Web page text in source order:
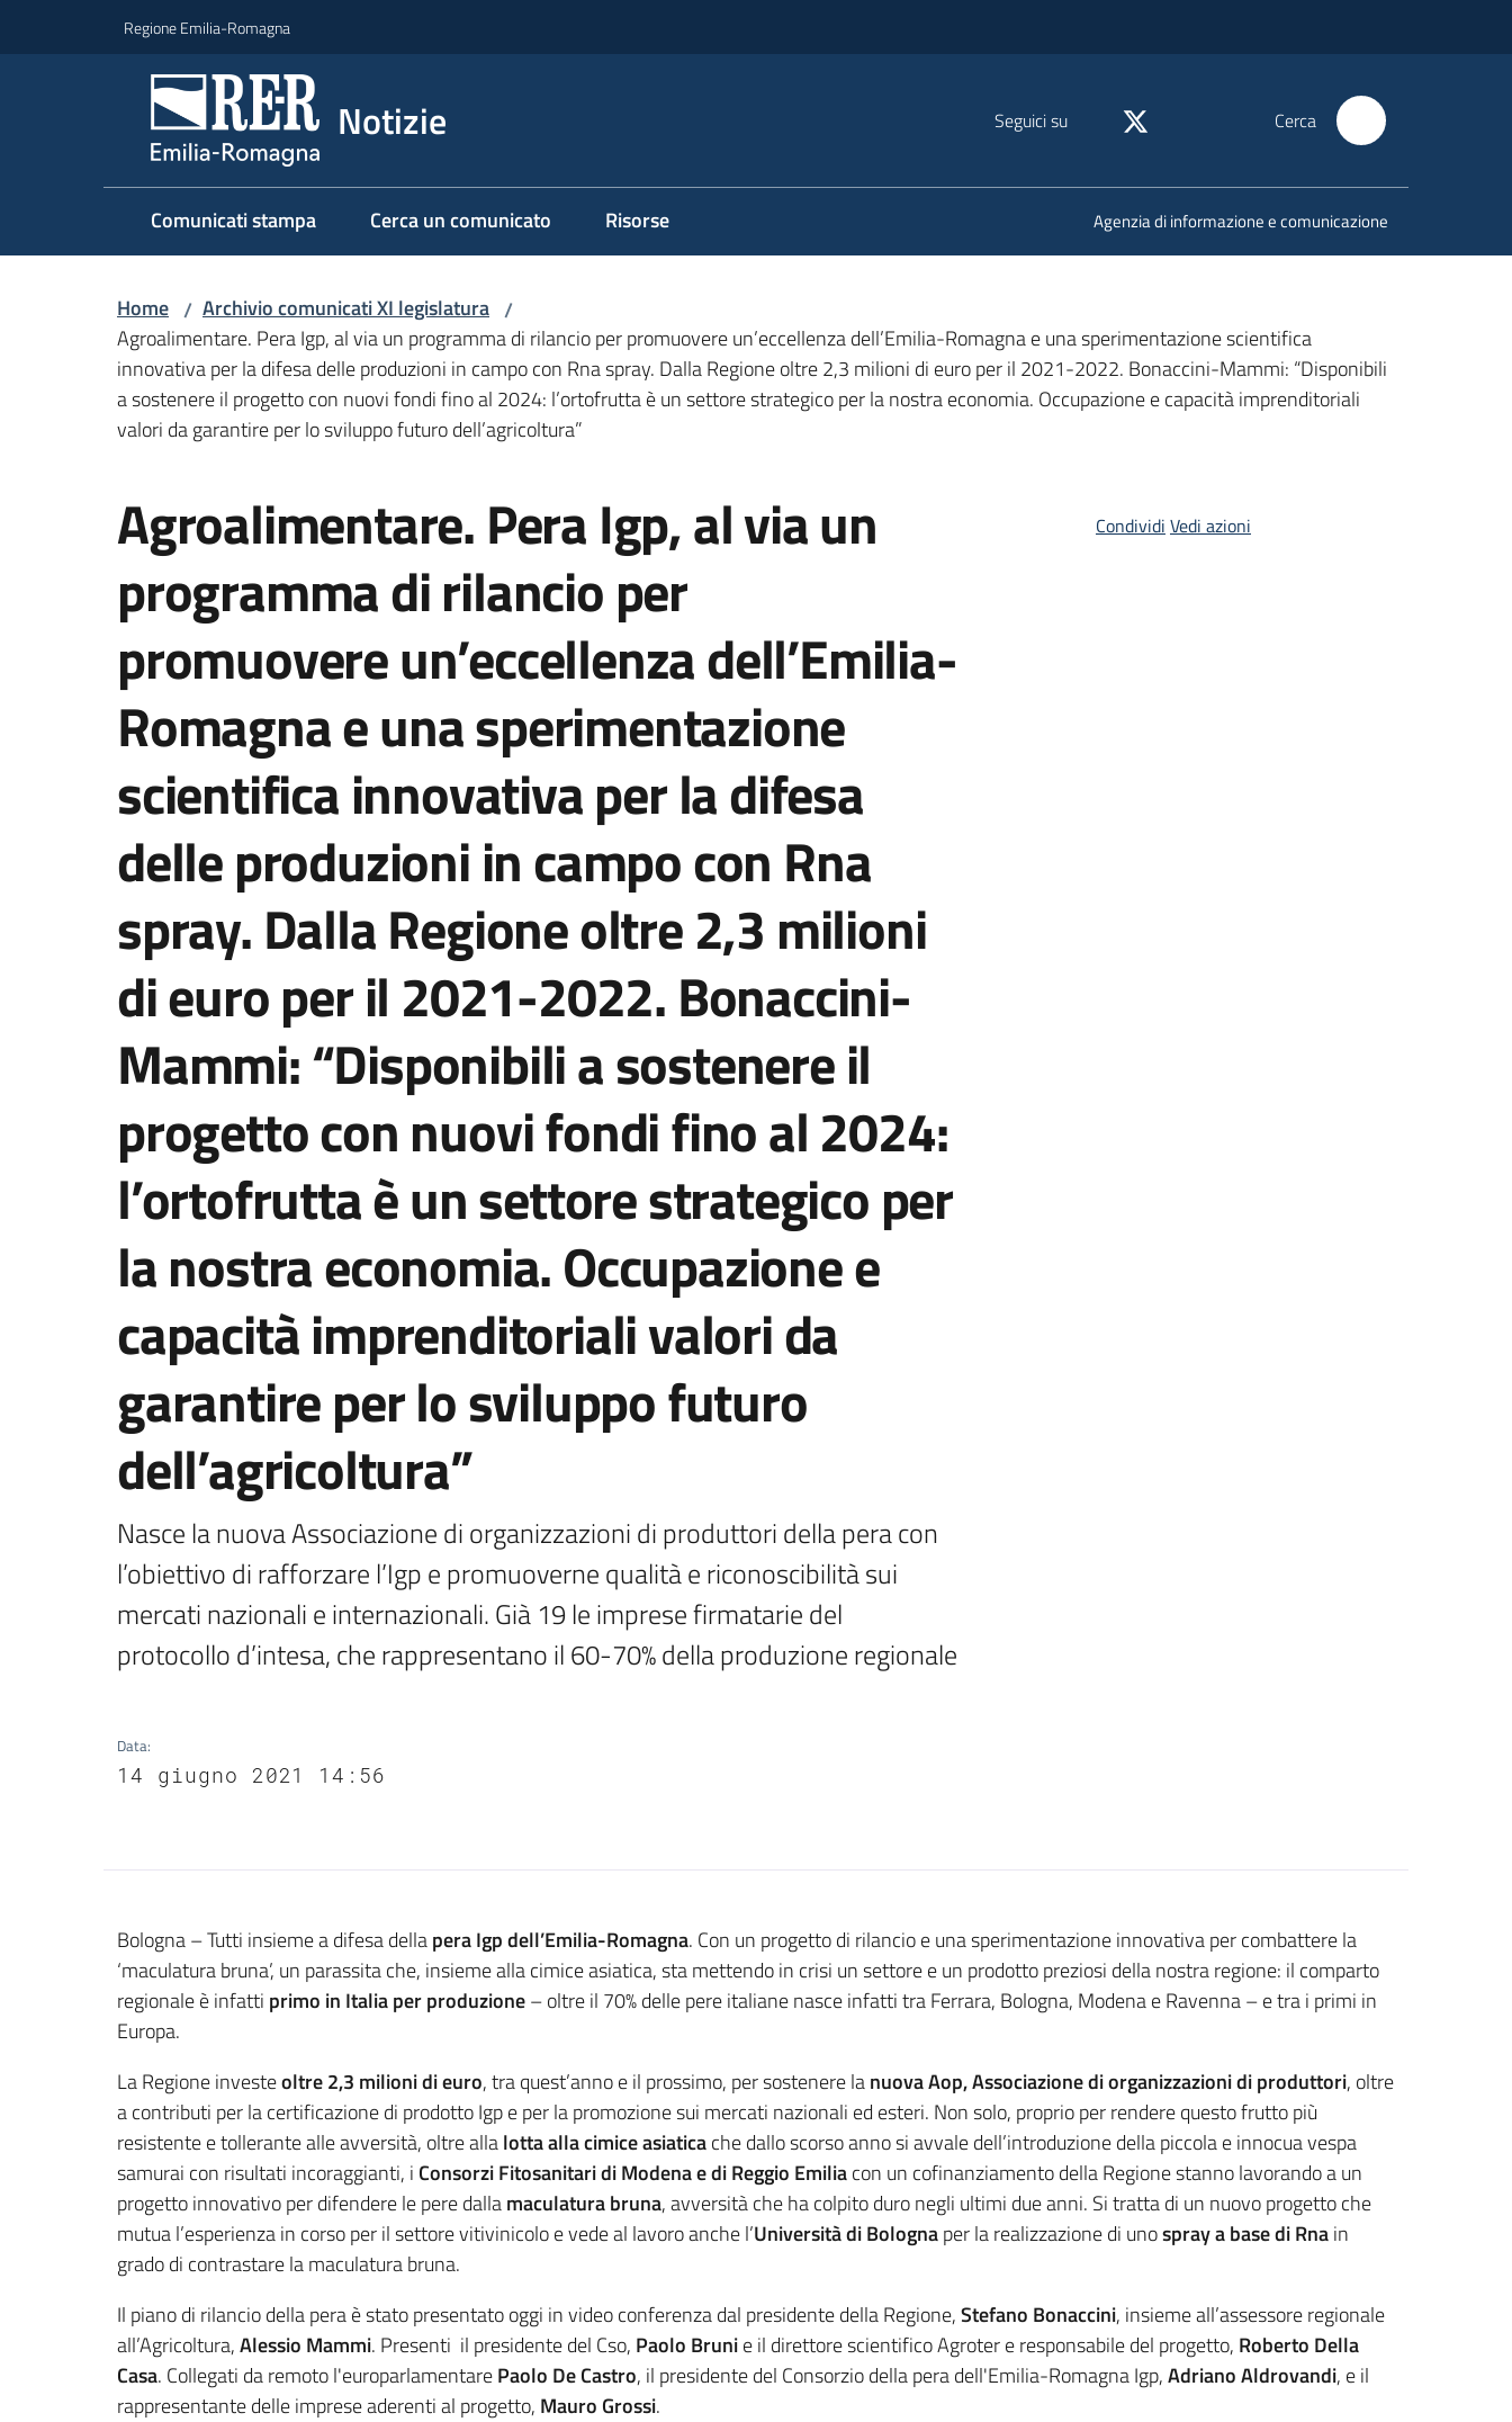
Regione Emilia-Romagna
Notizie Seguici su Cerca
Comunicati stampa Cerca un comunicato Risorse Agenzia di informazione e comunicazione
Home / Archivio comunicati XI legislatura /
Agroalimentare. Pera Igp, al via un programma di rilancio per promuovere un’eccellenza dell’Emilia-Romagna e una sperimentazione scientifica
innovativa per la difesa delle produzioni in campo con Rna spray. Dalla Regione oltre 2,3 milioni di euro per il 2021-2022. Bonaccini-Mammi: “Disponibili
a sostenere il progetto con nuovi fondi fino al 2024: l’ortofrutta è un settore strategico per la nostra economia. Occupazione e capacità imprenditoriali
valori da garantire per lo sviluppo futuro dell’agricoltura”
Agroalimentare. Pera Igp, al via un
programma di rilancio per
promuovere un’eccellenza dell’Emilia-
Romagna e una sperimentazione
scientifica innovativa per la difesa
delle produzioni in campo con Rna
spray. Dalla Regione oltre 2,3 milioni
di euro per il 2021-2022. Bonaccini-
Mammi: “Disponibili a sostenere il
progetto con nuovi fondi fino al 2024:
l’ortofrutta è un settore strategico per
la nostra economia. Occupazione e
capacità imprenditoriali valori da
garantire per lo sviluppo futuro
dell’agricoltura”
Nasce la nuova Associazione di organizzazioni di produttori della pera con
l’obiettivo di rafforzare l’Igp e promuoverne qualità e riconoscibilità sui
mercati nazionali e internazionali. Già 19 le imprese firmatarie del
protocollo d’intesa, che rappresentano il 60-70% della produzione regionale
Data:
14 giugno 2021 14:56
Condividi Vedi azioni
Contenuto
Bologna – Tutti insieme a difesa dellapera Igp dell’Emilia-Romagna. Con un progetto di rilancio e una sperimentazione innovativa per combattere la
‘maculatura bruna’, un parassita che, insieme alla cimice asiatica, sta mettendo in crisi un settore e un prodotto preziosi della nostra regione: il comparto
regionale è infatti primo in Italia per produzione– oltre il 70% delle pere italiane nasce infatti tra Ferrara, Bologna, Modena e Ravenna – e tra i primi in
Europa.
La Regione investeoltre 2,3 milioni di euro, tra quest’anno e il prossimo, per sostenere lanuova Aop, Associazione di organizzazioni di produttori, oltre
a contributi per la certificazione di prodotto Igp e per la promozione sui mercati nazionali ed esteri. Non solo, proprio per rendere questo frutto più
resistente e tollerante alle avversità, oltre allalotta alla cimiceasiaticache dallo scorso anno si avvale dell’introduzione della piccola e innocua vespa
samurai con risultati incoraggianti, i Consorzi Fitosanitari di Modena e di Reggio Emiliacon un cofinanziamento della Regione stanno lavorando a un
progetto innovativo per difendere le pere dallamaculatura bruna, avversità che ha colpito duro negli ultimi due anni. Si tratta di un nuovo progetto che
mutua l’esperienza in corso per il settore vitivinicolo e vede al lavoro anche l’Università di Bolognaper la realizzazione di unospray a base di Rnain
grado di contrastare la maculatura bruna.
Il piano di rilancio della pera è stato presentato oggi in video conferenza dal presidente della Regione,Stefano Bonaccini, insieme all’assessore regionale
all’Agricoltura,Alessio Mammi. Presenti il presidente del Cso, Paolo Brunie il direttore scientifico Agroter e responsabile del progetto, Roberto Della
Casa. Collegati da remoto l'europarlamentarePaolo De Castro, il presidente del Consorzio della pera dell'Emilia-Romagna Igp,Adriano Aldrovandi, e il
rappresentante delle imprese aderenti al progetto, Mauro Grossi.